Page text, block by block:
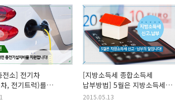
전소] 전기차
, 전기트럭)를
전기설치비를
[지방소득세 종합소득세
납부방법] 5월은 지방소득세
종합소득세분 신고, 납부의
2015.05.13